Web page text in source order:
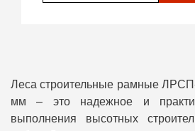
Леса строительные рамные
мм – это надежное и
выполнения высотных